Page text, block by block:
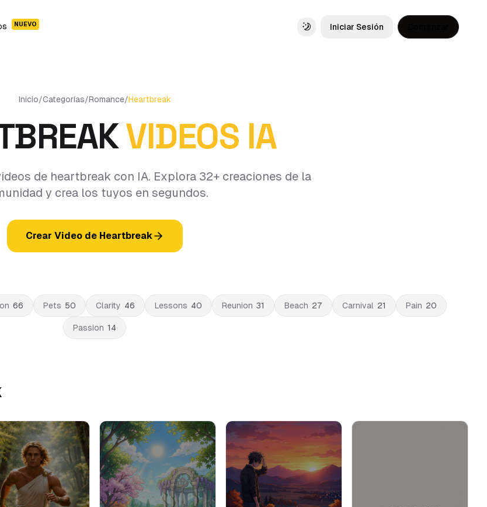
NUEVO
Toggle theme
Iniciar Sesión
Inicio/Categorías/Romance/Heartbreak
VIDEOS IA
de heartbreak con IA. Explora 32+ creaciones de la
y crea los tuyos en segundos.
Crear Video de Heartbreak
66 Pets 50 Clarity 46 Lessons 40 Reunion 31 Beach 27 Carnival 21 Pain 20
Passion 14